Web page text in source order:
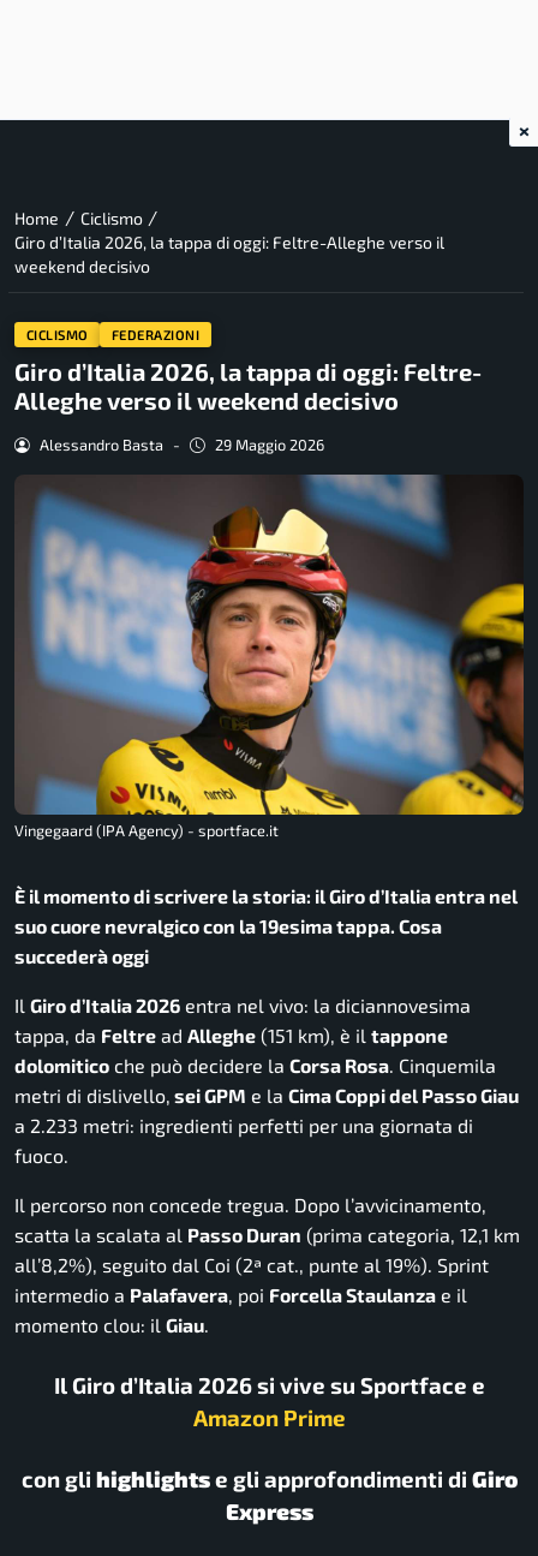
Home / Ciclismo /
Giro d’Italia 2026, la tappa di oggi: Feltre-Alleghe verso il
weekend decisivo
CICLISMO FEDERAZIONI
Giro d’Italia 2026, la tappa di oggi: Feltre-
Alleghe verso il weekend decisivo
Alessandro Basta - 29 Maggio 2026
Vingegaard (IPA Agency) - sportface.it
È il momento di scrivere la storia: il Giro d’Italia entra nel
suo cuore nevralgico con la 19esima tappa. Cosa
succederà oggi
Il Giro d’Italia 2026 entra nel vivo: la diciannovesima
tappa, da Feltre ad Alleghe (151 km), è il tappone
dolomitico che può decidere la Corsa Rosa. Cinquemila
metri di dislivello, sei GPM e la Cima Coppi del Passo Giau
a 2.233 metri: ingredienti perfetti per una giornata di
fuoco.
Il percorso non concede tregua. Dopo l’avvicinamento,
scatta la scalata al Passo Duran (prima categoria, 12,1 km
all’8,2%), seguito dal Coi (2ª cat., punte al 19%). Sprint
intermedio a Palafavera, poi Forcella Staulanza e il
momento clou: il Giau.
Il Giro d’Italia 2026 si vive su Sportface e
Amazon Prime
con gli highlightse gli approfondimenti di Giro
Express
×